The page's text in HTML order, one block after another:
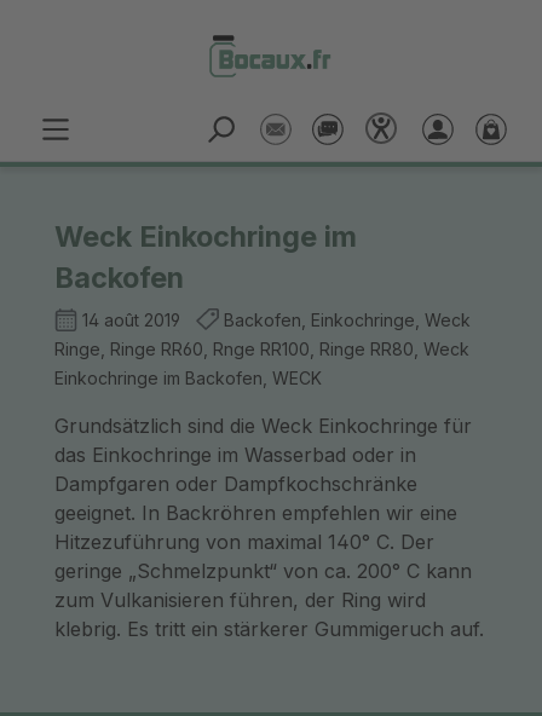
Weck Einkochringe im
Backofen
14 août 2019
Backofen, Einkochringe, Weck
Ringe, Ringe RR60, Rnge RR100, Ringe RR80, Weck
Einkochringe im Backofen, WECK
Grundsätzlich sind die Weck Einkochringe für
das Einkochringe im Wasserbad oder in
Dampfgaren oder Dampfkochschränke
geeignet. In Backröhren empfehlen wir eine
Hitzezuführung von maximal 140° C. Der
geringe „Schmelzpunkt“ von ca. 200° C kann
zum Vulkanisieren führen, der Ring wird
klebrig. Es tritt ein stärkerer Gummigeruch auf.